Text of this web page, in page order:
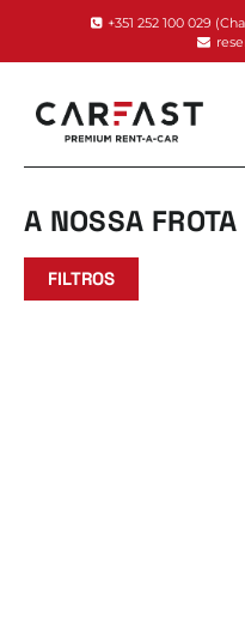
+351 252 100 029
A NOSSA FROTA
FILTROS